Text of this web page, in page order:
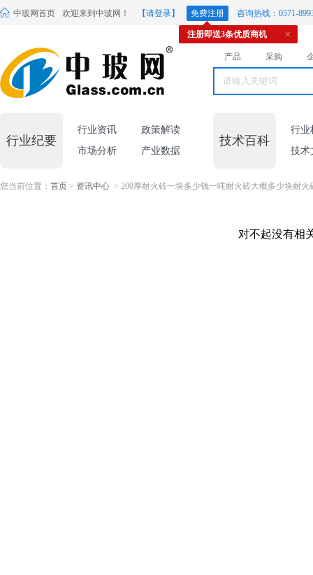
中玻网首页 欢迎来到中玻网！ 【请登录】 免费注册 咨询热线：0571-
注册即送3条优质商机
产品 采购
行业纪要
行业资讯
政策解读
市场分析
产业数据
技术百科
行业
技术
您当前位置： 首页 > 资讯中心 > 200厚耐火砖一块多少钱一吨耐火砖大概多少块耐
对不起没有相